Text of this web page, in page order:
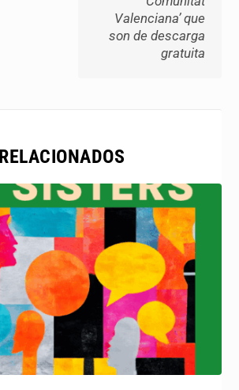
Valenciana’ que
son de descarga
gratuita